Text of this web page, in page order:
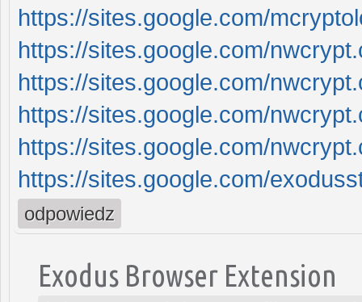
https://sites.google.com/
https://sites.google.com/
https://sites.google.com/
https://sites.google.com/
https://sites.google.com/
https://sites.google.com/
odpowiedz
Exodus Browser Extension